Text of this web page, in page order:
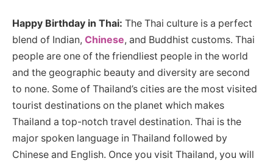
Happy Birthday in Thai: The Thai culture is a perfect
blend of Indian, Chinese, and Buddhist customs. Thai
people are one of the friendliest people in the world
and the geographic beauty and diversity are second
to none. Some of Thailand’s cities are the most visited
tourist destinations on the planet which makes
Thailand a top-notch travel destination. Thai is the
major spoken language in Thailand followed by
Chinese and English. Once you visit Thailand, you will